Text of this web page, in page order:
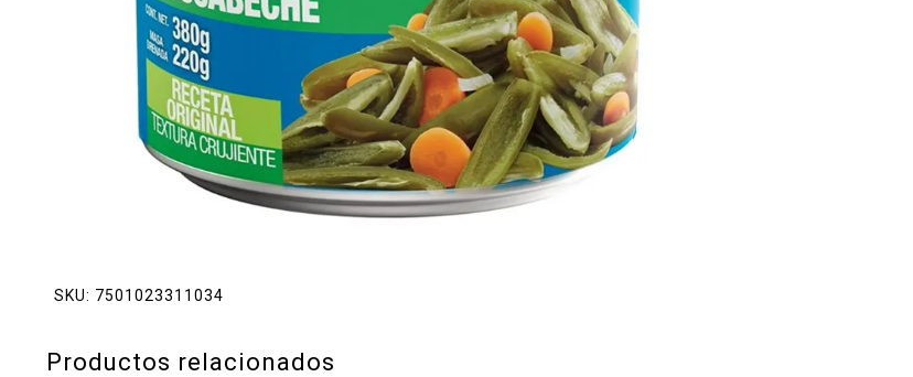
Preciasos
Salchichonería
SKU: 7501023311034
Productos relacionados